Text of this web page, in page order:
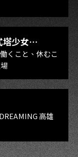
塔少女
くこと、休むこ
高雄